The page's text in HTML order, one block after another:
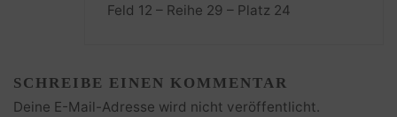
Feld 12 – Reihe 29 – Platz 24
SCHREIBE EINEN KOMMENTAR
Deine E-Mail-Adresse wird nicht veröffentlicht.